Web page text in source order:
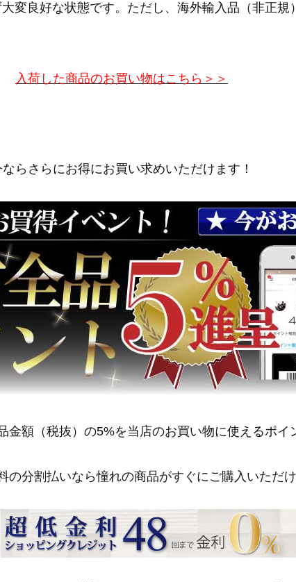
変良好な状態です。ただし、海外輸入品（非正
入荷した商品のお買い物はこちら＞＞
ならさらにお得にお買い求めいただけます！
金額（税抜）の5%を当店のお買い物に使えるポイ
の分割払いなら憧れの商品がすぐにご購入いただ